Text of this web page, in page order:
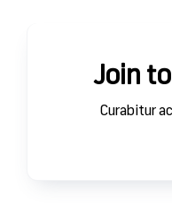
Join
Curabitur